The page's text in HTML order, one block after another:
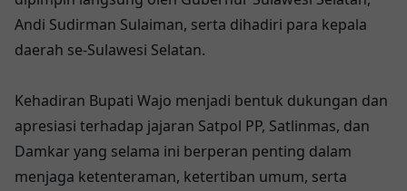
Andi Sudirman Sulaiman, serta dihadiri para kepala
daerah se-Sulawesi Selatan.
Kehadiran Bupati Wajo menjadi bentuk dukungan dan
apresiasi terhadap jajaran Satpol PP, Satlinmas, dan
Damkar yang selama ini berperan penting dalam
menjaga ketenteraman, ketertiban umum, serta